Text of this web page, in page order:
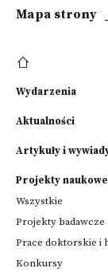
Mapa strony
Wydarzenia
Aktualności
Artykuły i
Projekty naukowe
Wszystkie
Projekty badawcze
Prace doktorskie i
Konkursy